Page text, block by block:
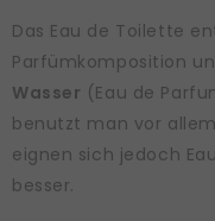
Das Eau de Toilette
Parfümkomposition
Wasser (Eau de
benutzt man vor allem
eignen sich jedoch
besser.